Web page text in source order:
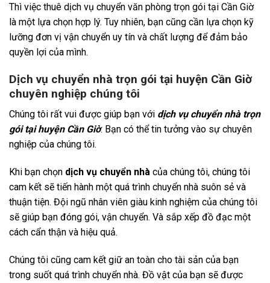
Thì việc thuê dịch vụ chuyển văn phòng trọn gói tại Cần Giờ
là một lựa chọn hợp lý. Tuy nhiên, bạn cũng cần lựa chọn kỹ
lưỡng đơn vị vận chuyển uy tín và chất lượng để đảm bảo
quyền lợi của mình.
Dịch vụ chuyển nhà trọn gói tại huyện Cần Giờ
chuyên nghiệp chúng tôi
Chúng tôi rất vui được giúp bạn với dịch vụ chuyển nhà trọn
gói tại huyện Cần Giờ. Bạn có thể tin tưởng vào sự chuyên
nghiệp của chúng tôi.
Khi bạn chọn dịch vụ chuyển nhà của chúng tôi, chúng tôi
cam kết sẽ tiến hành một quá trình chuyển nhà suôn sẻ và
thuận tiện. Đội ngũ nhân viên giàu kinh nghiệm của chúng tôi
sẽ giúp bạn đóng gói, vận chuyển. Và sắp xếp đồ đạc một
cách cẩn thận và hiệu quả.
Chúng tôi cũng cam kết giữ an toàn cho tài sản của bạn
trong suốt quá trình chuyển nhà. Đồ vật của bạn sẽ được